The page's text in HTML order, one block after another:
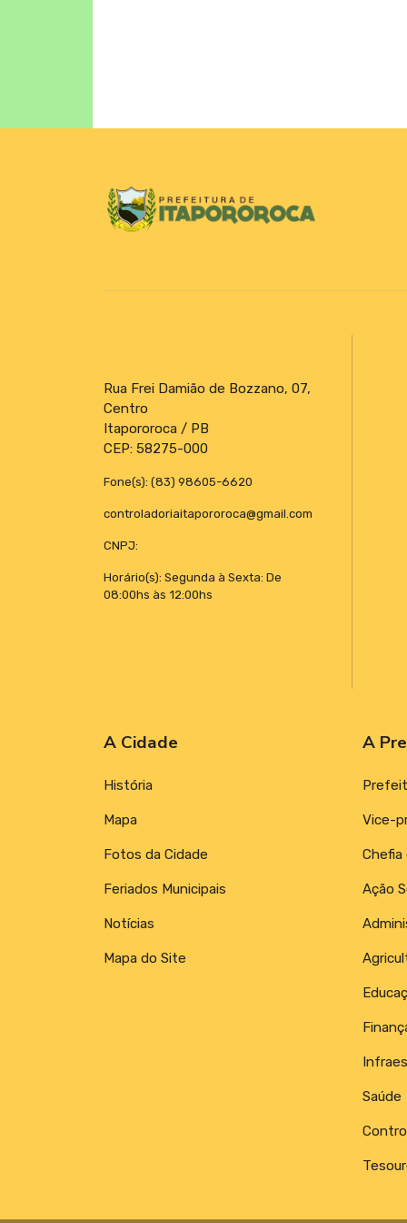
Rua Frei Damião de Bozzano, 07,
Centro
Itapororoca / PB
CEP: 58275-000
Fone(s): (83) 98605-6620
controladoriaitapororoca@gmail.com
CNPJ:
Horário(s): Segunda à Sexta: De
08:00hs às 12:00hs
A Cidade
História
Mapa
Fotos da Cidade
Feriados Municipais
Notícias
Mapa do Site
A
Vice-
Chefia
Ação
Saúde